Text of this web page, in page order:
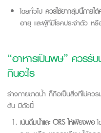
โดยทั่วไป ควรใช้ยากลุ่มนี้ภายใ
อายุ และผู้ที่มีโรคประจำตัว ห
“อาหารเป็นพิษ” ควรรับ
กินอะไร
ร่างกายขาดน้ำ ก็ถือเป็นสิ่งที่ไม่คว
ต้น มีดังนี้
เน้นดื่มน้ำและ ORS ให้เพียงพอ